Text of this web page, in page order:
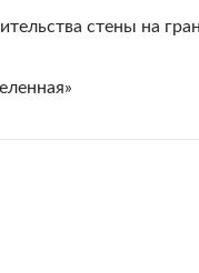
стены на